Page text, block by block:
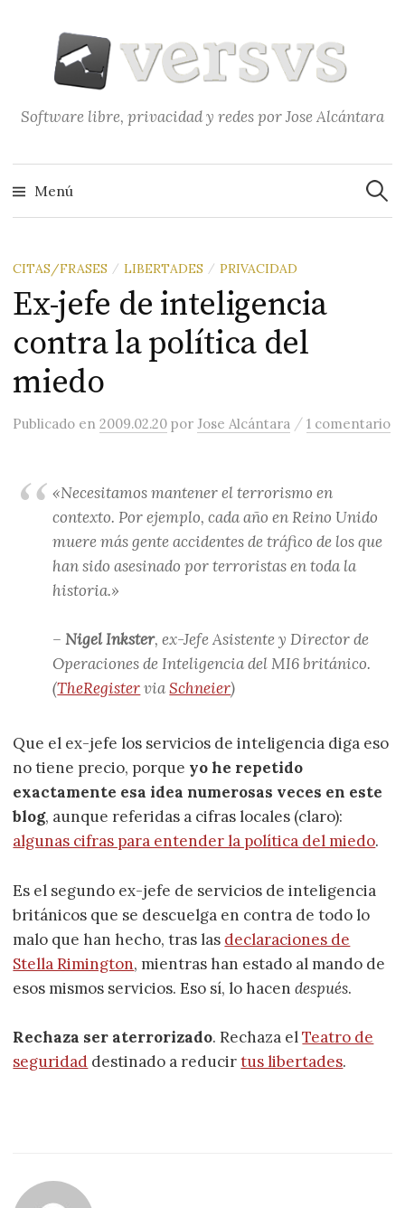
contenido
Software libre, privacidad y redes por Jose Alcántara
Menú
CITAS/FRASES / LIBERTADES / PRIVACIDAD
Ex-jefe de inteligencia
contra la política del
miedo
Publicado en2009.02.20 porJose Alcántara /1 comentario
«Necesitamos mantener el terrorismo en
contexto. Por ejemplo, cada año en Reino Unido
muere más gente accidentes de tráfico de los que
han sido asesinado por terroristas en toda la
historia.»
–Nigel Inkster, ex-Jefe Asistente y Director de
Operaciones de Inteligencia del MI6 británico.
(TheRegisterviaSchneier)
Que el ex-jefe los servicios de inteligencia diga eso
no tiene precio, porque yo he repetido
exactamente esa idea numerosas veces en este
blog, aunque referidas a cifras locales (claro):
algunas cifras para entender la política del miedo.
Es el segundo ex-jefe de servicios de inteligencia
británicos que se descuelga en contra de todo lo
malo que han hecho, tras las declaraciones de
Stella Rimington, mientras han estado al mando de
esos mismos servicios. Eso sí, lo hacendespués.
Rechaza ser aterrorizado. Rechaza elTeatro de
seguridad destinado a reducirtus libertades.